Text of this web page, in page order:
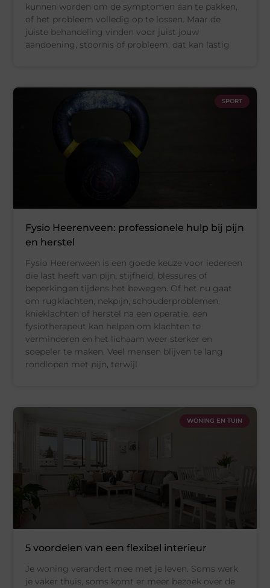
kunnen worden om de symptomen aan te pakken,
of het probleem volledig op te lossen. Maar de
juiste behandeling vinden voor juist jouw
aandoening, stoornis of probleem, dat kan lastig
SPORT
Fysio Heerenveen: professionele hulp bij pijn
en herstel
Fysio Heerenveen is een goede keuze voor iedereen
die last heeft van pijn, stijfheid, blessures of
beperkingen tijdens het bewegen. Of het nu gaat
om rugklachten, nekpijn, schouderproblemen,
knieklachten of herstel na een operatie, een
fysiotherapeut kan helpen om klachten te
verminderen en het lichaam weer sterker en
soepeler te maken. Veel mensen blijven te lang
rondlopen met pijn, terwijl
WONING EN TUIN
5 voordelen van een flexibel interieur
Je woning verandert mee met je leven. Soms werk
je vaker thuis, soms komt er meer bezoek over de